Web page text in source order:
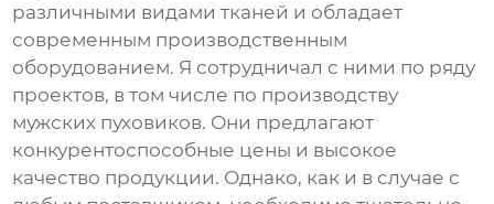
различными видами тканей и обладает
современным производственным
оборудованием. Я сотрудничал с ними по ряду
проектов, в том числе по производству
мужских пуховиков. Они предлагают
конкурентоспособные цены и высокое
качество продукции. Однако, как и в случае с